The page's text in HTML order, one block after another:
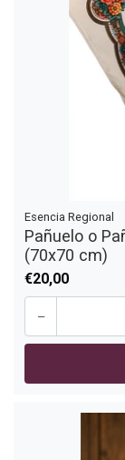
Esencia Regional
Pañuelo o
(70x70 cm)
€20,00
-